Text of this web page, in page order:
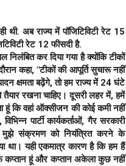
थी. अब राज्‍य में पॉजिटिविटी रेट 15
रेट 12 फीसदी है.
कर दिया गया है क्योंकि टीकों
कहा, "टीकों की आपूर्ति सुचारू नहीं
क्षमता बढ़ेंगे, तो हम राज्य में 24 घंटे
रखना चाहिए। दूसरी लहर में, हमें
हूं कि वहां ऑक्सीजन की कोई कमी नहीं
पार्टी कार्यकर्ताओं, गैर सरकारी
मुझे संक्रमण को नियंत्रित करने के
यही एकमात्र कारण है कि हम हैं
कप्तान हूं और कप्तान अकेला कुछ नहीं